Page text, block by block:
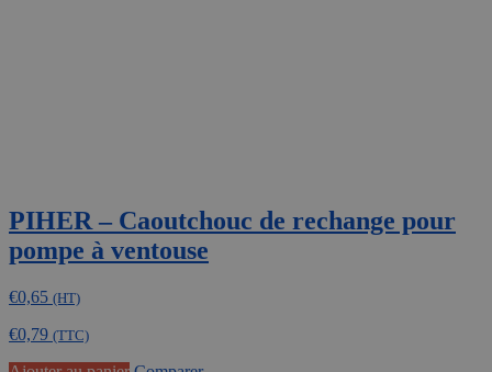
PIHER – Caoutchouc de rechange pour
pompe à ventouse
€0,65 (HT)
€0,79 (TTC)